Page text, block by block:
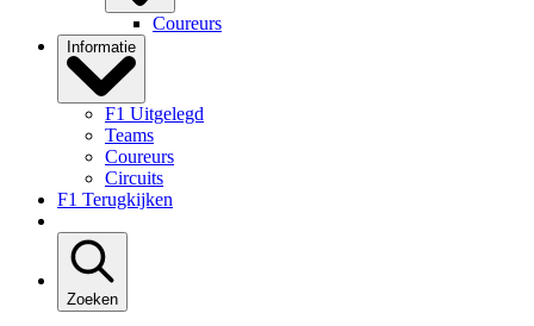
Coureurs
Informatie
F1 Uitgelegd
Teams
Coureurs
Circuits
F1 Terugkijken
Zoeken